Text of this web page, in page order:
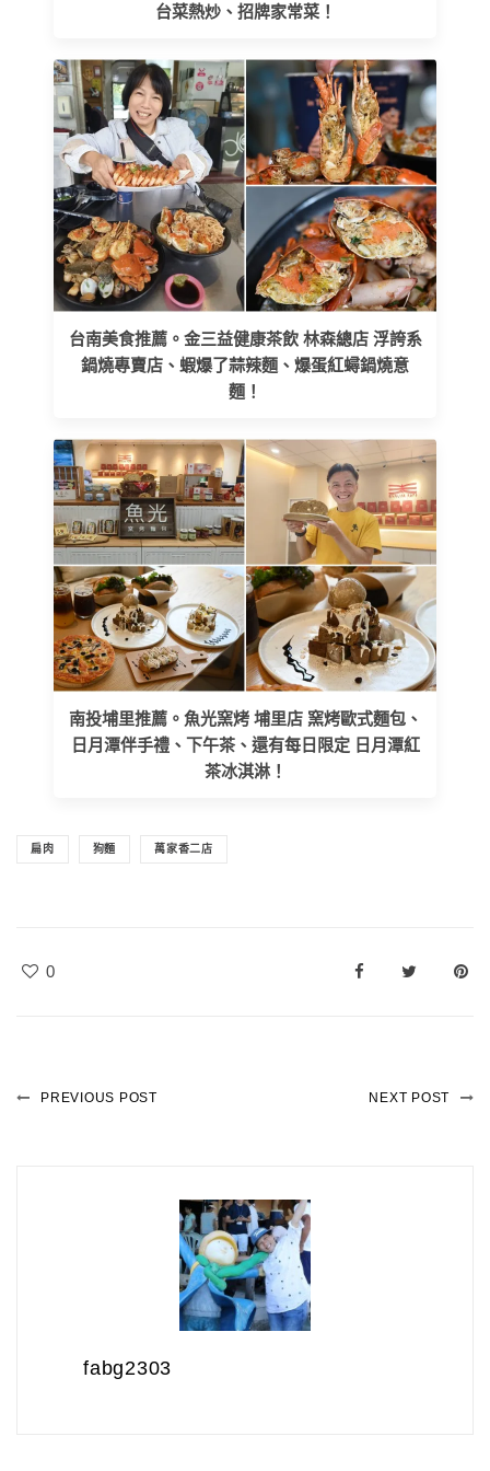
台菜熱炒、招牌家常菜！
台南美食推薦。金三益健康茶飲 林森總店 浮誇系
鍋燒專賣店、蝦爆了蒜辣麵、爆蛋紅蟳鍋燒意
麵！
南投埔里推薦。魚光窯烤 埔里店 窯烤歐式麵包、
日月潭伴手禮、下午茶、還有每日限定 日月潭紅
茶冰淇淋！
扁肉 狗麵 萬家香二店
0
PREVIOUS POST NEXT POST
fabg2303